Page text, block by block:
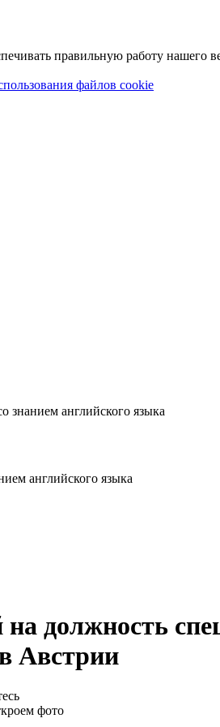
правильную работу нашего
файлов cookie
знанием английского языка
английского языка
должность
Австрии
фото